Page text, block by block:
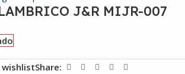
J&R MIJR-007
Share: